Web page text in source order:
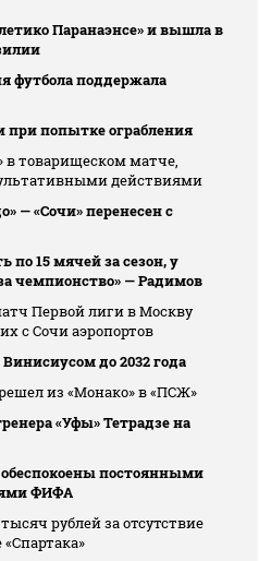
Паранаэнсе» и вышла в
футбола поддержала
при попытке ограбления
в товарищеском матче,
действиями
— «Сочи» перенесен с
по 15 мячей за сезон, у
чемпионство» — Радимов
Первой лиги в Москву
с Сочи аэропортов
до 2032 года
из «Монако» в «ПСЖ»
«Уфы» Тетрадзе на
постоянными
ФИФА
рублей за отсутствие